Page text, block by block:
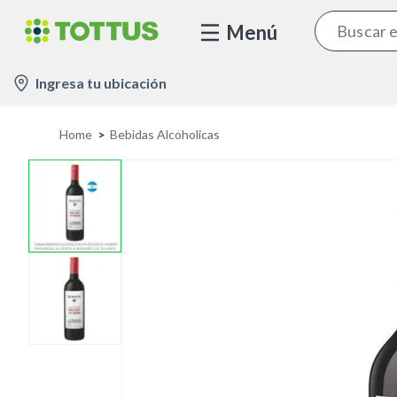
Menú
Ingresa tu ubicación
Home Bebidas Alcoholicas